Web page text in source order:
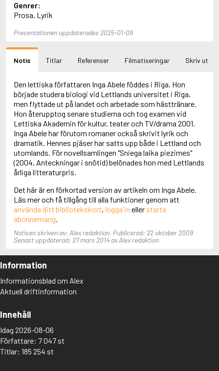
Abdolah, Kader
Abé, Kobo
Abele, Inga
Aboulela, Leila
Abrahams, Peter (f. 1947)
Abrahamson, Emmy
Abse, Dannie
Abu-Jaber, Diana
Abulhawa, Susan
Aburas, Lone
Achebe, Chinua
Achmatova, Anna
Aciman, André
Ackebo, Lena
Ackroyd, Peter
Adam de la Halle
Adamov, Arthur
Adams, Douglas
Adams, Herbert
Adams, Jane
Adbåge, Lisen
Adelborg, Ottilia
Adichie, Chimamanda Ngozi
Adlerbeth, Gudmund Jöran
Adnan, Etel
Adolfsson, Eva
Adolfsson, Evert
Adolfsson, Gunnar
Genrer:
Prosa, Lyrik
Presentationen uppdaterades 2025-01-09
Notis Titlar Referenser Filmatiseringar Skriv ut
Den lettiska författaren Inga Abele föddes i Riga. Hon
började studera biologi vid Lettlands universitet i Riga,
men flyttade ut på landet och arbetade som hästtränare.
Hon återupptog senare studierna och tog examen vid
Lettiska Akademin för kultur, teater och TV/drama 2001.
Inga Abele har förutom romaner också skrivit lyrik och
dramatik. Hennes pjäser har satts upp både i Lettland och
utomlands. För novellsamlingen "Sniega laika piezimes"
(2004, Anteckningar i snötid) belönades hon med Lettlands
årliga litteraturpris.
Det här är en förkortad version av artikeln om Inga Abele.
Läs mer och få tillgång till alla funktioner genom att
använda ditt bibliotekskort, logga in eller starta
abonnemang.
Notisen skriven av: Alex redaktion. Publicerad: 22 oktober 2009
Senast uppdaterad: 27 mars 2014 av Alex redaktion
Information
Informationsblad om Alex
Aktuell driftinformation
Innehåll
Idag 2026-08-06
Författare: 7 047 st
Titlar: 185 254 st